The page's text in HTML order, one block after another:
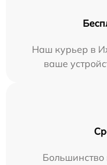
Наш курьер в
ваше
Большинство